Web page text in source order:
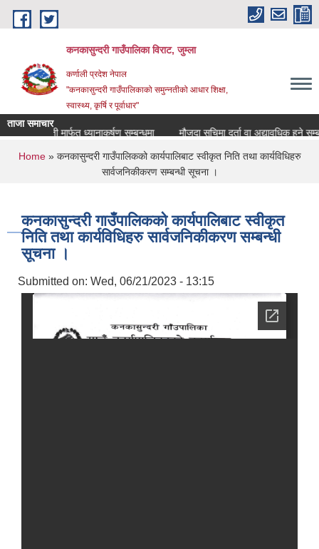
Skip to main content
कनकासुन्दरी गाउँपालिका विराट, जुम्ला
कर्णाली प्रदेश नेपाल
"कनकासुन्दरी गाउँपालिकाको समुन्नतीको आधार शिक्षा,
स्वास्थ्य, कृर्षि र पूर्वाधार"
ताजा समाचार
विज्ञप्ती मार्फत ध्यानाकर्षण सम्बन्धमा
मौजुदा सुचिमा दर्ता वा अद्यावधिक हुने सम्बन्धि
You are here
Home» कनकासुन्दरी गाउँपालिकको कार्यपालिबाट स्वीकृत निति तथा कार्यविधिहरु
सार्वजनिकीकरण सम्बन्धी सूचना ।
कनकासुन्दरी गाउँपालिकको कार्यपालिबाट स्वीकृत
निति तथा कार्यविधिहरु सार्वजनिकीकरण सम्बन्धी
सूचना ।
Submitted on: Wed, 06/21/2023 - 13:15